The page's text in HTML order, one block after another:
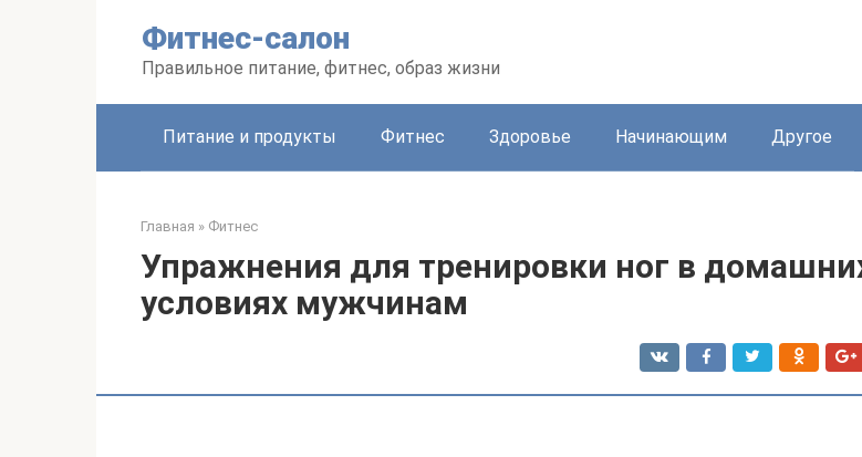
Фитнес-салон
Правильное питание, фитнес, образ жизни
Питание и продукты Фитнес Здоровье Начинающим Другое
Главная » Фитнес
Упражнения для тренировки ног в
условиях мужчинам